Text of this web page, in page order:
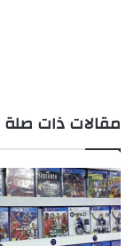
مقالات ذات صلة